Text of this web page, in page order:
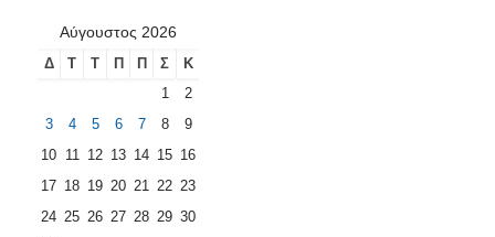
Αύγουστος 2026
Δ Τ Τ Π Π Σ
Κ
1
2
3
4 5 6 7 8
9
10 11 12 13 14 15 16
17 18 19 20 21 22 23
24 25 26 27 28 29 30